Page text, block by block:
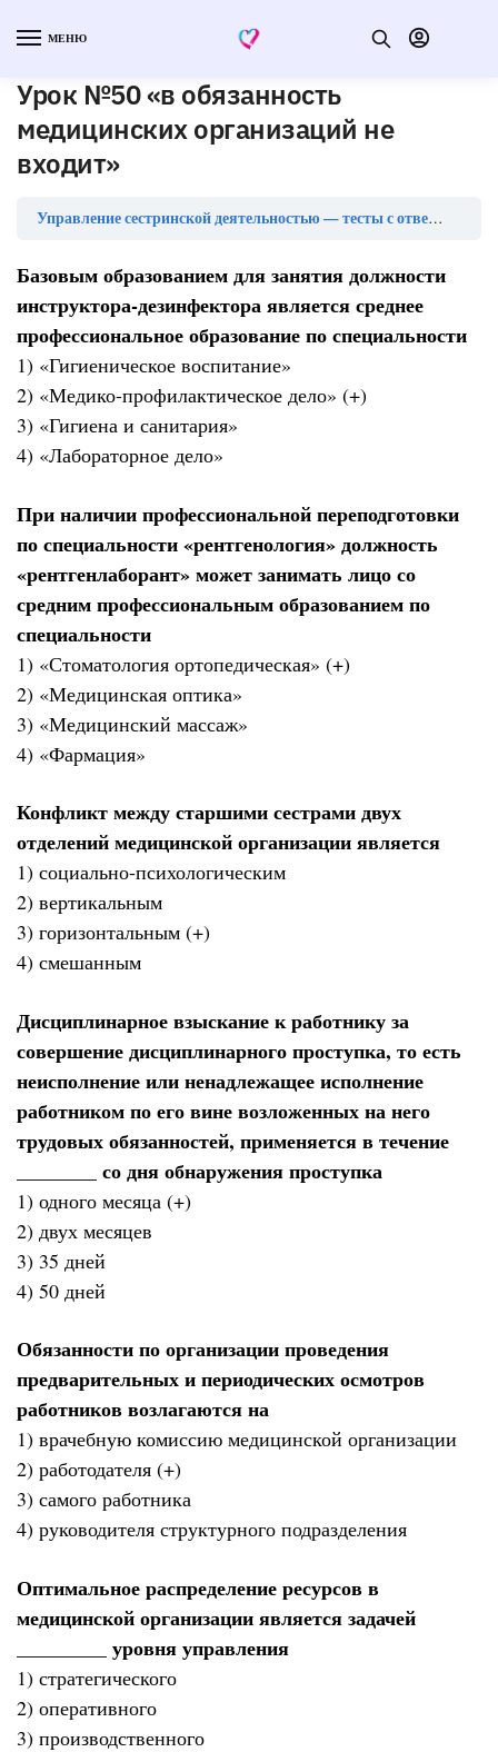
МЕНЮ
Урок №50 «в обязанность
медицинских организаций не
входит»
Управление сестринской деятельностью — тесты с ответами
Базовым образованием для занятия должности
инструктора-дезинфектора является среднее
профессиональное образование по специальности
1) «Гигиеническое воспитание»
2) «Медико-профилактическое дело» (+)
3) «Гигиена и санитария»
4) «Лабораторное дело»
При наличии профессиональной переподготовки
по специальности «рентгенология» должность
«рентгенлаборант» может занимать лицо со
средним профессиональным образованием по
специальности
1) «Стоматология ортопедическая» (+)
2) «Медицинская оптика»
3) «Медицинский массаж»
4) «Фармация»
Конфликт между старшими сестрами двух
отделений медицинской организации является
1) социально-психологическим
2) вертикальным
3) горизонтальным (+)
4) смешанным
Дисциплинарное взыскание к работнику за
совершение дисциплинарного проступка, то есть
неисполнение или ненадлежащее исполнение
работником по его вине возложенных на него
трудовых обязанностей, применяется в течение
________ со дня обнаружения проступка
1) одного месяца (+)
2) двух месяцев
3) 35 дней
4) 50 дней
Обязанности по организации проведения
предварительных и периодических осмотров
работников возлагаются на
1) врачебную комиссию медицинской организации
2) работодателя (+)
3) самого работника
4) руководителя структурного подразделения
Оптимальное распределение ресурсов в
медицинской организации является задачей
_________ уровня управления
1) стратегического
2) оперативного
3) производственного